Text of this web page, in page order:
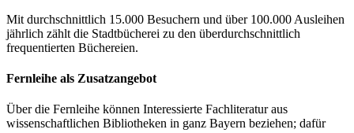
Mit durchschnittlich 15.000 Besuchern und über 100.000 Ausleihen
jährlich zählt die Stadtbücherei zu den überdurchschnittlich
frequentierten Büchereien.
Fernleihe als Zusatzangebot
Über die Fernleihe können Interessierte Fachliteratur aus
wissenschaftlichen Bibliotheken in ganz Bayern beziehen; dafür